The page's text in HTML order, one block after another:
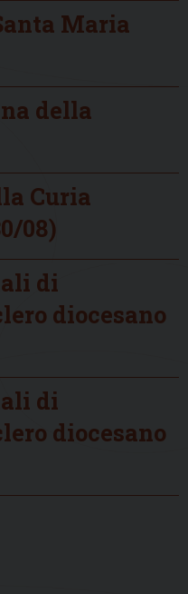
Maria
della
Curia
08)
di
diocesano
di
diocesano